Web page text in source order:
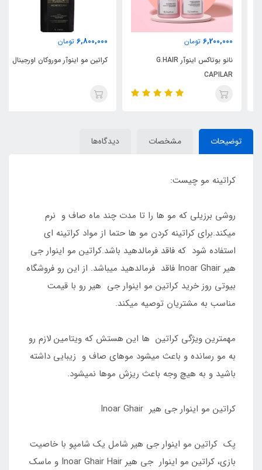
6,200,000 تومان
نانو بوتاکس اینوآر G.HAIR
CAPILAR
6,800,000 تومان
کراتین مو اینوآر موروکان اورجینال
توضیحات مشخصات دیدگاه‌ها
کراتینه مو چیست:
روشی برزیلی که مو ها را تا مدت چند ماه صاف و نرم
میکند.برای کراتینه کردن مو ها حتما از مواد کراتینه ای
استفاده شود که فاقد فرمالدهید باشد.کراتین مو اینوار جی
هیر Inoar Ghair فاقد فرمالدهید میباشد. از این رو فروشگاه
بیوتی روز خرید کراتین مو اینوار جی هیر رو با قیمت
مناسب به مشتریان توصیه میکند.
مهمترین ویژگی کراتین ها این هستش که ویتامین لازم رو
به مو رسانده و باعث میشود موهای صاف و زیبایی داشته
باشید و به هیچ وجه باعث ریزش موها نمیشود.
کراتین مو اینوار جی هیر Inoar Ghair
پک کراتین مو اینوار جی هیر شامل یک شامپو با خاصیت
بازی، کراتین مو اینوار جی هیر Inoar Ghair Hair و ماسک